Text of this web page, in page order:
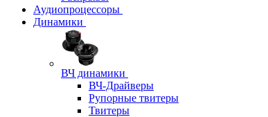
Аудиопроцессоры
Динамики
ВЧ динамики
ВЧ-Драйверы
Рупорные твитеры
Твитеры